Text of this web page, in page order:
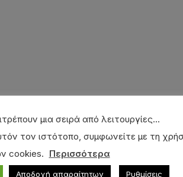
μια σειρά από λειτουργίες...
τον ιστότοπο, συμφωνείτε με τη
cookies. Περισσότερα
Αποδοχή απαραίτητων Ρυθμίσεις